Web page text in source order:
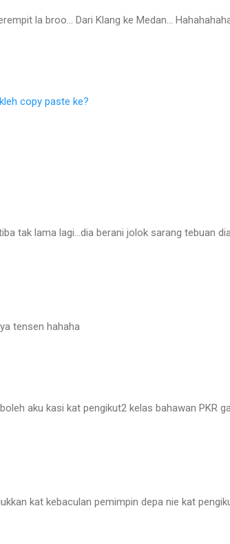
la broo... Dari Klang ke Medan...
copy paste ke?
tak lama lagi...dia berani jolok sarang tebuan
tensen hahaha
aku kasi kat pengikut2 kelas bahawan PKR
kat kebaculan pemimpin depa nie kat